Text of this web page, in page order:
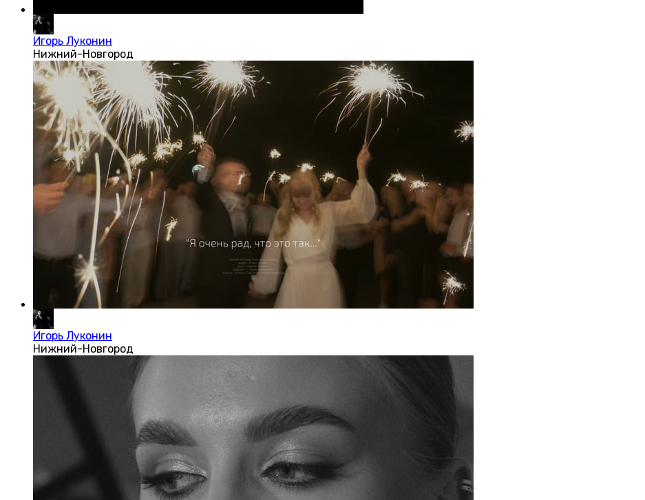
Игорь Луконин
Нижний-Новгород
Игорь Луконин
Нижний-Новгород